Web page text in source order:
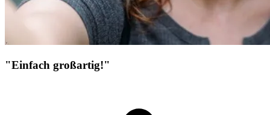
"Einfach großartig!"